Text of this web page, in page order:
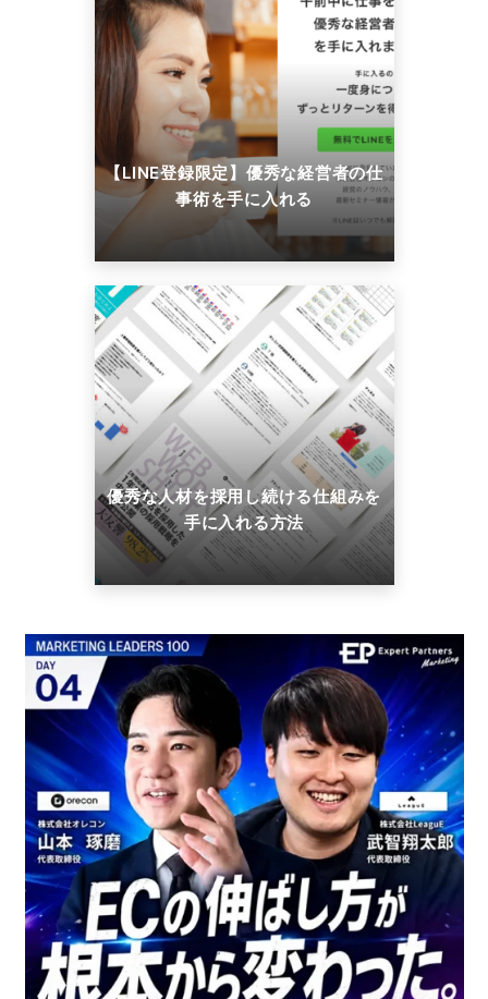
【LINE登録限定】優秀な経営者の仕
事術を手に入れる
優秀な人材を採用し続ける仕組みを
手に入れる方法